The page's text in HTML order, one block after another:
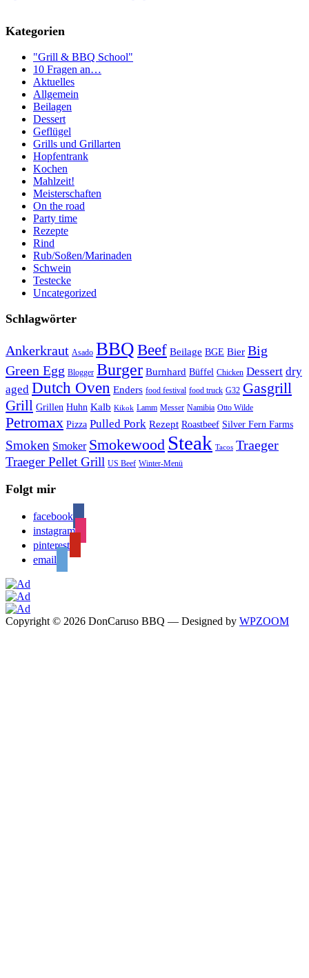
Kategorien
"Grill & BBQ School"
10 Fragen an…
Aktuelles
Allgemein
Beilagen
Dessert
Geflügel
Grills und Grillarten
Hopfentrank
Kochen
Mahlzeit!
Meisterschaften
On the road
Party time
Rezepte
Rind
Rub/Soßen/Marinaden
Schwein
Testecke
Uncategorized
Schlagwörter
Ankerkraut Asado BBQBeef Beilage BGE Bier Big
Green Egg Blogger Burger Burnhard Büffel Chicken Dessert dry
aged Dutch Oven Enders food festival food truck G32 Gasgrill
Grill Grillen Huhn Kalb Kikok Lamm Messer Namibia Otto Wilde
Petromax Pizza Pulled Pork Rezept Roastbeef Silver Fern Farms
Smoken Smoker Smokewood Steak Tacos Traeger
Traeger Pellet Grill US Beef Winter-Menü
Folgt mir
facebook
instagram
pinterest
email
Copyright © 2026 DonCaruso BBQ — Designed by WPZOOM